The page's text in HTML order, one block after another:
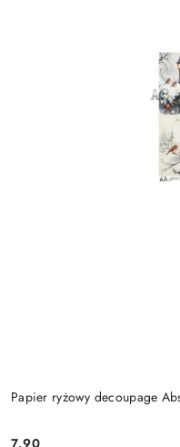
Papier ryżowy decoupage
7.90